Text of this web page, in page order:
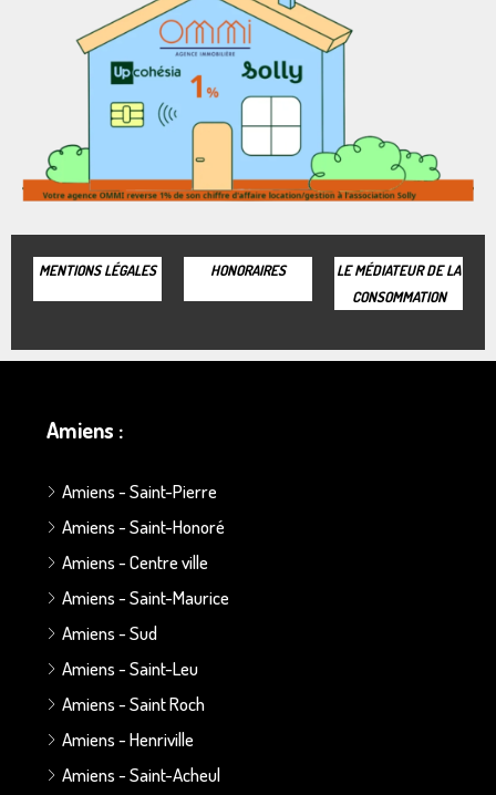
MENTIONS LÉGALES HONORAIRES
LE MÉDIATEUR DE LA
CONSOMMATION
Amiens :
Amiens - Saint-Pierre
Amiens - Saint-Honoré
Amiens - Centre ville
Amiens - Saint-Maurice
Amiens - Sud
Amiens - Saint-Leu
Amiens - Saint Roch
Amiens - Henriville
Amiens - Saint-Acheul